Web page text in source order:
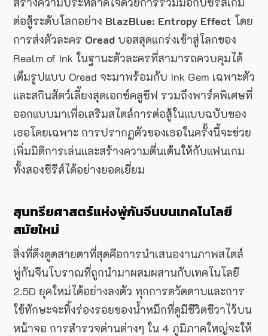
ต่อสู้ระดับโลกอย่าง BlazBlue: Entropy Effect โดย
การส่งตัวละคร Oread บอสสุดแกร่งเข้าสู่โลกของ
Realm of Ink ในฐานะตัวละครที่สามารถควบคุมได้
เต็มรูปแบบ Oread จะมาพร้อมกับ Ink Gem เฉพาะตัว
และสกินสัตว์เลี้ยงสุดเอกซ์คลูซีฟ รวมถึงพาร์คพิเศษที่
ออกแบบมาเพื่อเสริมสไตล์การต่อสู้ในแบบฉบับของ
เธอโดยเฉพาะ การปรากฏตัวของเธอในครั้งนี้จะช่วย
เพิ่มมิติการเล่นและสร้างความตื่นเต้นให้กับแฟนเกม
ทั้งสองซีรีส์ได้อย่างยอดเยี่ยม
สุนทรียศาสตร์แห่งพู่กันจีนบนเทคโนโลยี
สมัยใหม่
สิ่งที่ดึงดูดสายตาที่สุดคือการนำเสนองานภาพสไตล์
พู่กันจีนโบราณที่ถูกนำมาผสมผสานกับเทคโนโลยี
2.5D ยุคใหม่ได้อย่างลงตัว ทุกการตวัดดาบและการ
ใช้ทักษะจะทิ้งร่องรอยของน้ำหมึกที่ดูมีชีวิตชีวาไว้บน
หน้าจอ การสำรวจด่านต่างๆ ใน 4 ภูมิภาคใหญ่จะให้